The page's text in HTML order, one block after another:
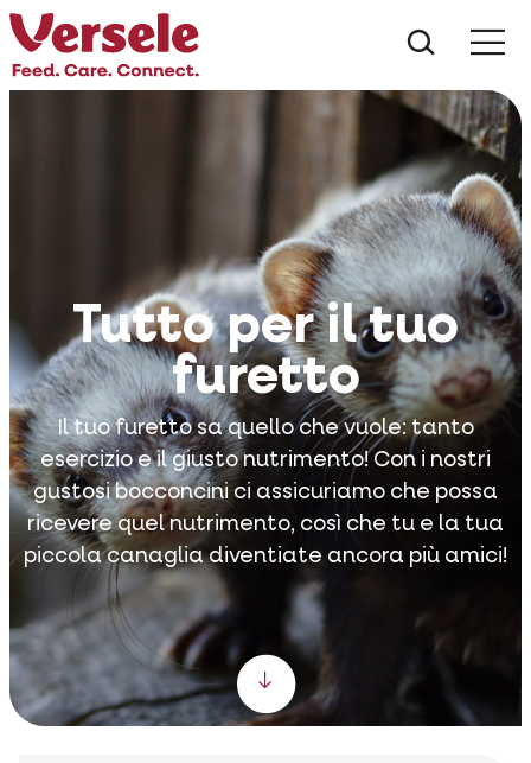
Tutto per il tuo
furetto
Il tuo furetto sa quello che vuole: tanto
esercizio e il giusto nutrimento! Con i nostri
gustosi bocconcini ci assicuriamo che possa
ricevere quel nutrimento, così che tu e la tua
piccola canaglia diventiate ancora più amici!
Scroll down